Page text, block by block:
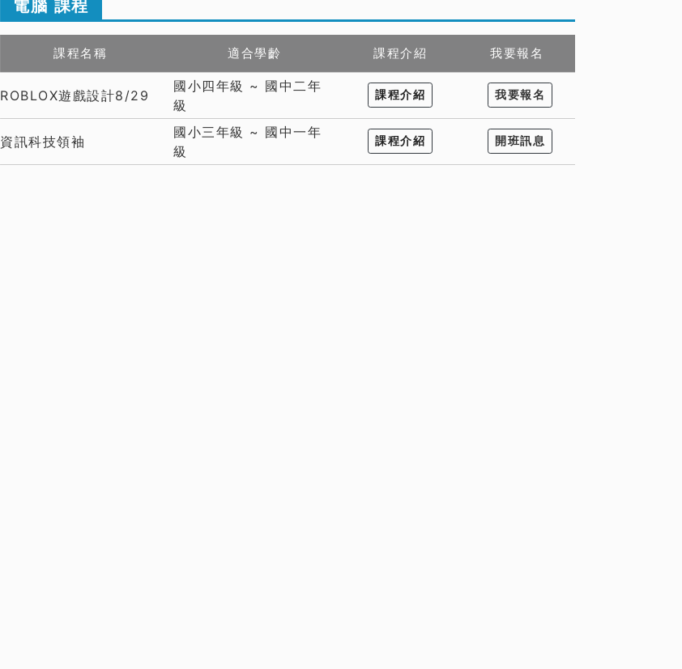
電腦 課程
課程名稱 適合學齡 課程介紹 我要報名
ROBLOX遊戲設計8/29
國小四年級 ~ 國中二年
級
課程介紹 我要報名
資訊科技領袖
國小三年級 ~ 國中一年
級
課程介紹 開班訊息